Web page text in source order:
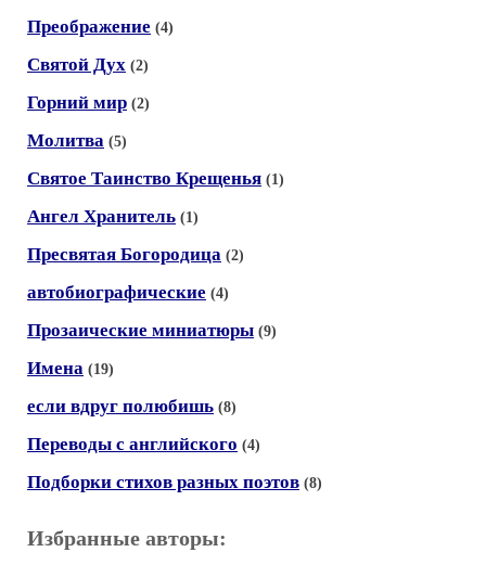
Преображение (4)
Святой Дух (2)
Горний мир (2)
Молитва (5)
Святое Таинство Крещенья (1)
Ангел Хранитель (1)
Пресвятая Богородица (2)
автобиографические (4)
Прозаические миниатюры (9)
Имена (19)
если вдруг полюбишь (8)
Переводы с английского (4)
Подборки стихов разных поэтов (8)
Избранные авторы: